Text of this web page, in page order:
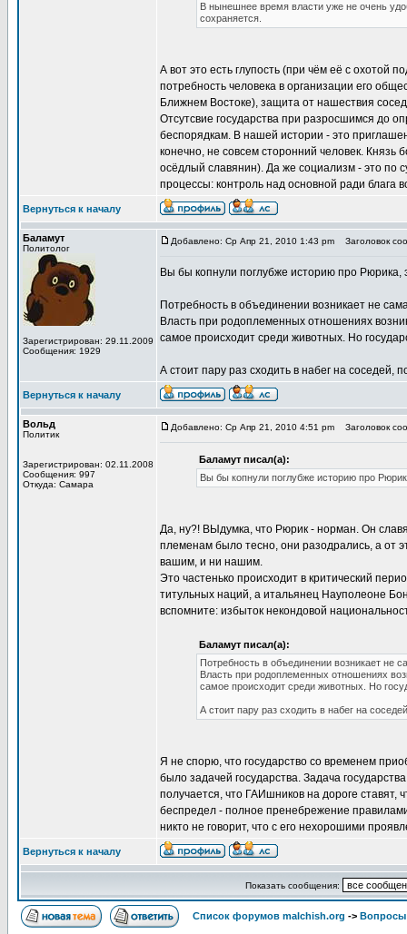
В нынешнее время власти уже не очень
сохраняется.
А вот это есть глупость (при чём её с охотой
потребность человека в организации его
Ближнем Востоке), защита от нашествия
Отсутсвие государства при разросшимся до
беспорядкам. В нашей истории - это
конечно, не совсем сторонний человек. Князь
осёдлый славянин). Да же социализм - это по
процессы: контроль над основной ради блага
Вернуться к началу
Баламут
Политолог
Зарегистрирован: 29.11.2009
Сообщения: 1929
Добавлено: Ср Апр 21, 2010 1:43 pm Заголовок
Вы бы копнули поглубже историю про
Потребность в объединении возникает не
Власть при родоплеменных отношениях
самое происходит среди животных. Но
А стоит пару раз сходить в набег на соседей,
Вернуться к началу
Вольд
Политик
Зарегистрирован: 02.11.2008
Сообщения: 997
Откуда: Самара
Добавлено: Ср Апр 21, 2010 4:51 pm Заголовок
Баламут писал(а):
Вы бы копнули поглубже историю про
Да, ну?! ВЫдумка, что Рюрик - норман. Он
племенам было тесно, они разодрались, а от
вашим, и ни нашим.
Это частенько происходит в критический
титульных наций, а итальянец Науполеоне
вспомните: избыток некондовой
Баламут писал(а):
Потребность в объединении возникает не
Власть при родоплеменных отношениях
самое происходит среди животных. Но
А стоит пару раз сходить в набег на
Я не спорю, что государство со временем
было задачей государства. Задача
получается, что ГАИшников на дороге ставят,
беспредел - полное пренебрежение
никто не говорит, что с его нехорошими
Вернуться к началу
Показать сообщения:
Список форумов malchish.org -> Вопросы